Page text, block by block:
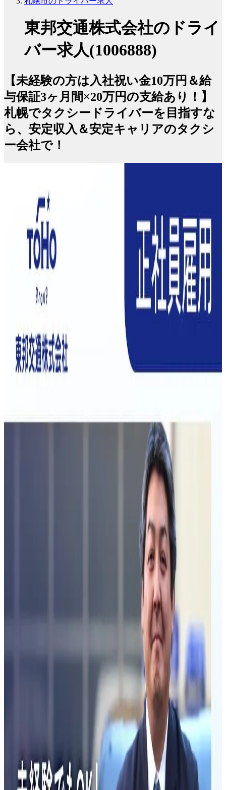
東邦交通株式会社のドライ
バー求人(1006888)
【未経験の方は入社祝い金10万円＆給
与保証3ヶ月間×20万円の支給あり！】
札幌でタクシードライバーを目指すな
ら、安定収入＆安定キャリアのタクシ
ー会社で！